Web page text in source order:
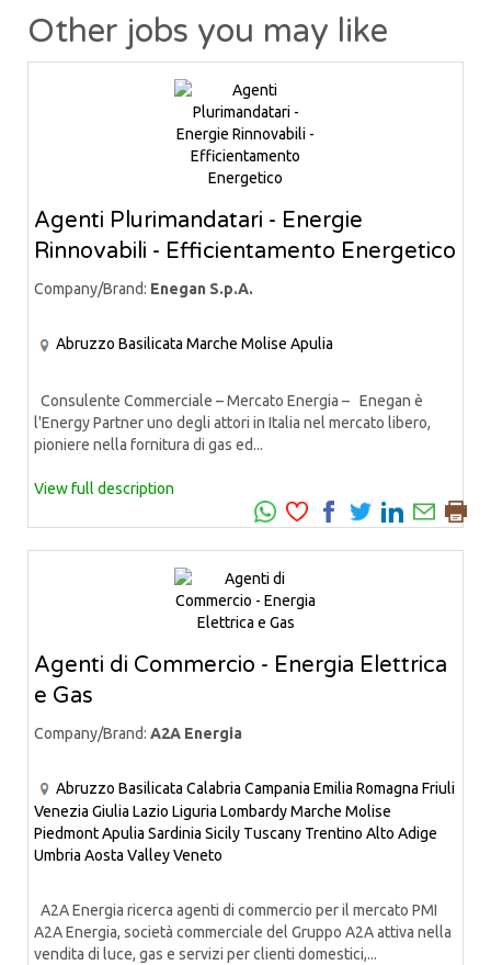
Other jobs you may like
Agenti Plurimandatari - Energie
Rinnovabili - Efficientamento Energetico
Company/Brand: Enegan S.p.A.
Abruzzo Basilicata Marche Molise Apulia
Consulente Commerciale – Mercato Energia – Enegan è
l'Energy Partner uno degli attori in Italia nel mercato libero,
pioniere nella fornitura di gas ed...
View full description
Agenti di Commercio - Energia Elettrica
e Gas
Company/Brand: A2A Energia
Abruzzo Basilicata Calabria Campania Emilia Romagna Friuli
Venezia Giulia Lazio Liguria LombardyMarche Molise
PiedmontApulia Sardinia Sicily Tuscany Trentino Alto Adige
Umbria Aosta ValleyVeneto
A2A Energia ricerca agenti di commercio per il mercato PMI
A2A Energia, società commerciale del Gruppo A2A attiva nella
vendita di luce, gas e servizi per clienti domestici,...